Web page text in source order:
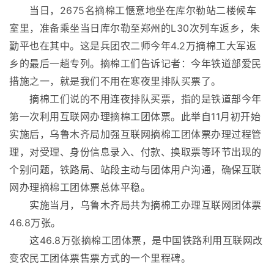
当日，2675名摘棉工惬意地坐在库尔勒站二楼候车
室里，准备乘坐当日库尔勒至郑州的L30次列车返乡，朱
勤平也在其中。这是兵团农二师今年4.2万摘棉工大军返
乡的最后一趟专列。摘棉工们告诉记者：今年铁道部爱民
措施之一，就是我们不用在寒夜里排队买票了。
摘棉工们说的不用连夜排队买票，指的是铁道部今年
第一次利用互联网办理摘棉工团体票。此举自11月初开始
实施后，乌鲁木齐局加强互联网摘棉工团体票办理过程管
理，对受理、身份信息录入、付款、换取票等环节出现的
个别问题，铁路局、站段主动与团体用户沟通，确保互联
网办理摘棉工团体票总体平稳。
实施当月，乌鲁木齐局共为摘棉工办理互联网团体票
46.8万张。
这46.8万张摘棉工团体票，是中国铁路利用互联网改
变农民工团体票售票方式的一个里程碑。